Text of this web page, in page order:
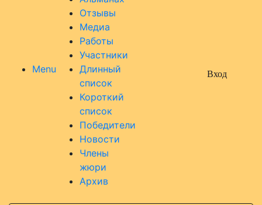
Menu
Отзывы
Медиа
Работы
Участники
Длинный
список
Короткий
список
Победители
Новости
Члены
жюри
Архив
Вход